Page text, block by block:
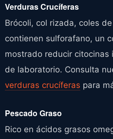
Verduras Crucíferas
Brócoli, col rizada, coles
contienen sulforafano, un
mostrado reducir
de laboratorio. Consulta
verduras crucíferas para
Pescado Graso
Rico en ácidos grasos